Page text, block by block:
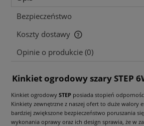
Bezpieczeństwo
Koszty dostawy
Cena nie zawiera ewentualnych kosztów
Opinie o produkcie (0)
Kinkiet ogrodowy szary STEP
Kinkiet ogrodowy STEP posiada stopień
Kinkiety zewnętrzne z naszej ofert to duże walory
bardziej zwiększone bezpieczeństwo poruszania
wykonania oprawy oraz ich design sprawia, że w